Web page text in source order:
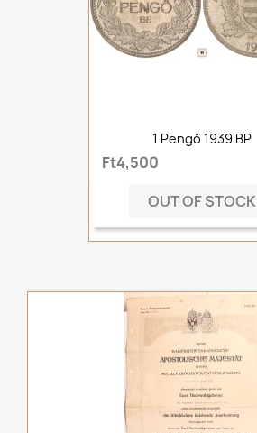
1 Pengő 1939 BP
Ft4,500
OUT OF STOCK